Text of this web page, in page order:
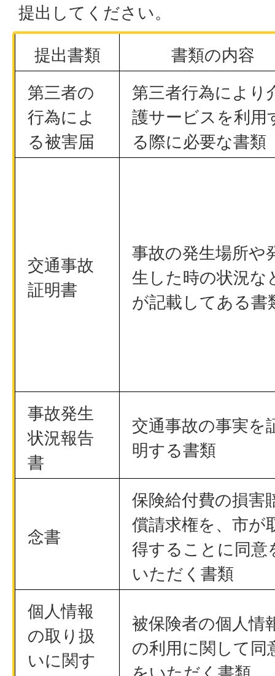
提出してください。
提出書類
書類の内容
第三者の
行為によ
る被害届
第三者行為により
護サービスを利用
る際に必要な書類
交通事故
証明書
事故の発生場所や
生した時の状況な
が記載してある書
事故発生
状況報告
書
交通事故の事実を
明する書類
念書
保険給付費の損害
償請求権を、市が
得することに同意
いただく書類
個人情報
の取り扱
いに関す
被保険者の個人情
の利用に関して同